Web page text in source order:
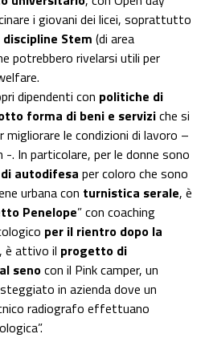
i giovani dei licei, soprattutto
discipline Stem (di area
potrebbero rivelarsi utili per
dipendenti con politiche di
forma di beni e serviziche si
le condizioni di lavoro –
-. In particolare, per le donne sono
autodifesa per coloro che sono
urbana con turnistica serale, è
Penelope” con coaching
per il rientro dopo la
è attivo il progetto di
senocon il Pink camper, un
in azienda dove un
radiografo effettuano